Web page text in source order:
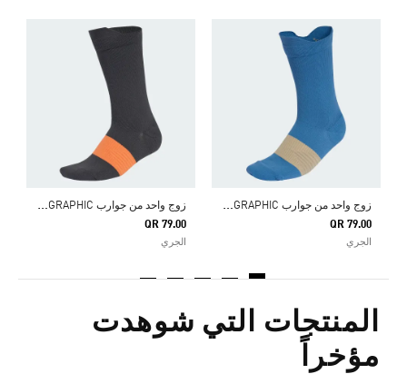
ز
وج واحد من جوارب RUNXGRAPHIC
QR 79.00
الجري
ز
وج واحد من جوارب RUNXGRAPHIC
QR 79.00
الجري
المنتجات التي شوهدت
مؤخراً